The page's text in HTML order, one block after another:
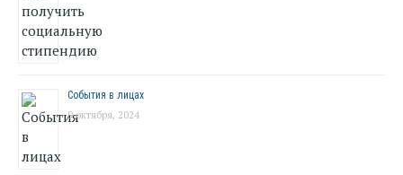
События в лицах
9 октября, 2024